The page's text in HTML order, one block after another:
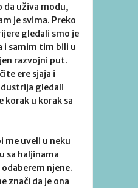
uživa modu,
je svima. Preko
gledali smo je
i samim tim bili u
razvojni put.
ere sjaja i
gledali
korak u korak sa
me uveli u neku
sa haljinama
njene.
znači da je ona